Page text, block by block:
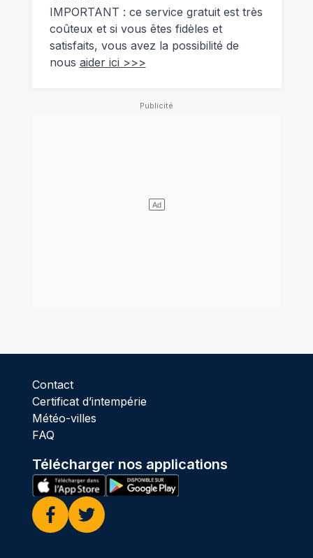
IMPORTANT : ce service gratuit est très
coûteux et si vous êtes fidèles et
satisfaits, vous avez la possibilité de
nous aider ici >>>
Contact
Certificat d’intempérie
Météo-villes
FAQ
Télécharger nos applications
Facebook
Twitter